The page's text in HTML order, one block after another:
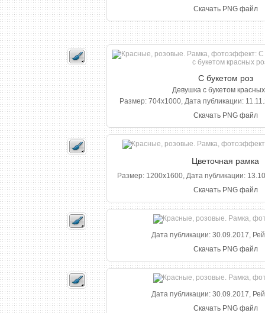
Скачать PNG файл
С букетом роз
Девушка с букетом
Размер: 704x1000, Дата публикации:
Скачать PNG файл
Цветочная рамка
Размер: 1200x1600, Дата публикации:
Скачать PNG файл
Дата публикации: 30.09.2017,
Скачать PNG файл
Дата публикации: 30.09.2017,
Скачать PNG файл